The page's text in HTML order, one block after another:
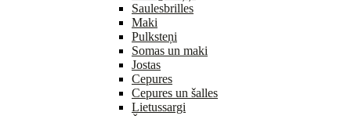
Saulesbrilles
Maki
Pulksteņi
Somas un maki
Jostas
Cepures
Cepures un šalles
Lietussargi